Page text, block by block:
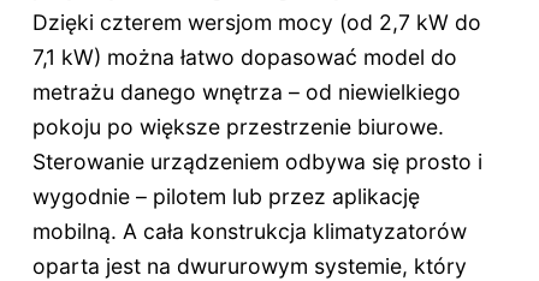
Dzięki czterem wersjom mocy (od 2,7 kW do
7,1 kW) można łatwo dopasować model do
metrażu danego wnętrza – od niewielkiego
pokoju po większe przestrzenie biurowe.
Sterowanie urządzeniem odbywa się prosto i
wygodnie – pilotem lub przez aplikację
mobilną. A cała konstrukcja klimatyzatorów
oparta jest na dwururowym systemie, który